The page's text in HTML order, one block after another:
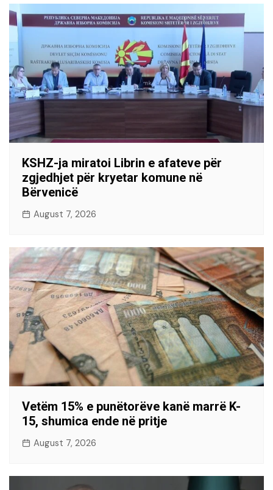
KSHZ-ja miratoi Librin e afateve për
zgjedhjet për kryetar komune në
Bërvenicë
August 7, 2026
Vetëm 15% e punëtorëve kanë marrë K-
15, shumica ende në pritje
August 7, 2026